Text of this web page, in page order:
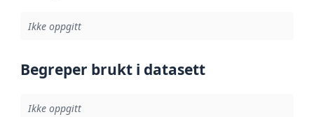
Ikke oppgitt
Begreper brukt i datasett
Ikke oppgitt